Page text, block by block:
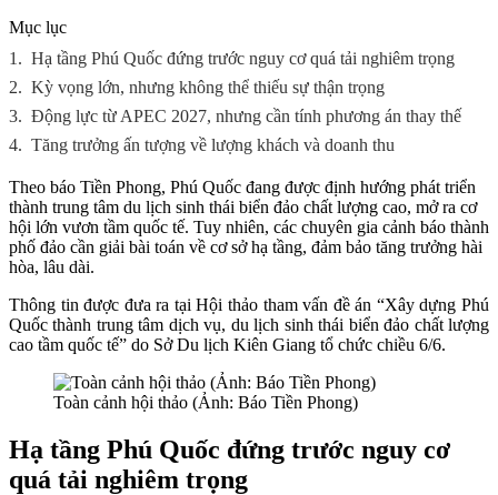
Mục lục
1. Hạ tầng Phú Quốc đứng trước nguy cơ quá tải nghiêm trọng
2. Kỳ vọng lớn, nhưng không thể thiếu sự thận trọng
3. Động lực từ APEC 2027, nhưng cần tính phương án thay thế
4. Tăng trưởng ấn tượng về lượng khách và doanh thu
Theo báo Tiền Phong, Phú Quốc đang được định hướng phát triển
thành trung tâm du lịch sinh thái biển đảo chất lượng cao, mở ra cơ
hội lớn vươn tầm quốc tế. Tuy nhiên, các chuyên gia cảnh báo thành
phố đảo cần giải bài toán về cơ sở hạ tầng, đảm bảo tăng trưởng hài
hòa, lâu dài.
Thông tin được đưa ra tại Hội thảo tham vấn đề án “Xây dựng Phú
Quốc thành trung tâm dịch vụ, du lịch sinh thái biển đảo chất lượng
cao tầm quốc tế” do Sở Du lịch Kiên Giang tổ chức chiều 6/6.
Toàn cảnh hội thảo (Ảnh: Báo Tiền Phong)
Hạ tầng Phú Quốc đứng trước nguy cơ
quá tải nghiêm trọng